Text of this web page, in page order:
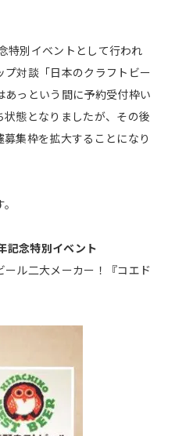
特別イベントとして行われ
対談「日本のクラフトビー
あっという間に予約受付枠い
態となりましたが、その後
集枠を拡大することになり
念特別イベント
ル二大メーカー！『コエド